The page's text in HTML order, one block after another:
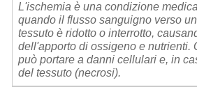
L'ischemia è una condizione
quando il flusso sanguigno verso
tessuto è ridotto o interrotto,
dell'apporto di ossigeno e nutrienti.
può portare a danni cellulari e, in
del tessuto (necrosi).